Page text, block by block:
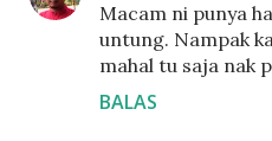
Macam ni punya
untung. Nampak
mahal tu saja nak
BALAS